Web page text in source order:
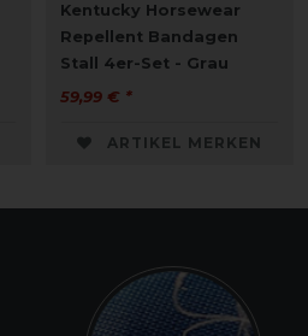
Kentucky Horsewear
Repellent Bandagen
Stall 4er-Set - Grau
59,99 € *
ARTIKEL MERKEN